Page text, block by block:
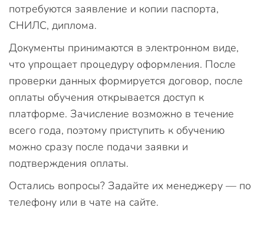
потребуются заявление и копии паспорта,
СНИЛС, диплома.
Документы принимаются в электронном виде,
что упрощает процедуру оформления. После
проверки данных формируется договор, после
оплаты обучения открывается доступ к
платформе. Зачисление возможно в течение
всего года, поэтому приступить к обучению
можно сразу после подачи заявки и
подтверждения оплаты.
Остались вопросы? Задайте их менеджеру — по
телефону или в чате на сайте.